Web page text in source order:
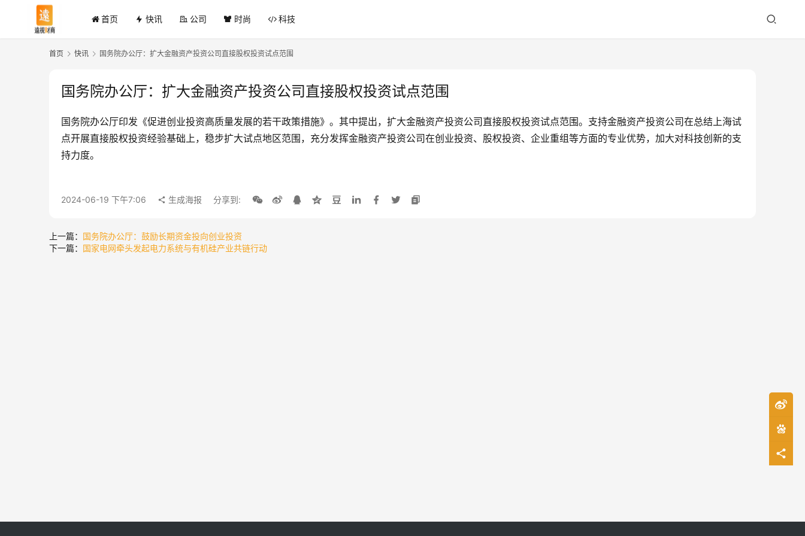
首页 快讯 公司 时尚 科技
首页 快讯 国务院办公厅：扩大金融资产投资公司直接股权投资试点范围
国务院办公厅：扩大金融资产投资公司直接股权投资试点范围
国务院办公厅印发《促进创业投资高质量发展的若干政策措施》。其中提出，扩大金融资产投资公司直接股权投资试点范围。支持金融资产投资公司在总结上海试
点开展直接股权投资经验基础上，稳步扩大试点地区范围，充分发挥金融资产投资公司在创业投资、股权投资、企业重组等方面的专业优势，加大对科技创新的支
持力度。
2024-06-19 下午7:06 生成海报 分享到:
上一篇： 国务院办公厅：鼓励长期资金投向创业投资
下一篇： 国家电网牵头发起电力系统与有机硅产业共链行动